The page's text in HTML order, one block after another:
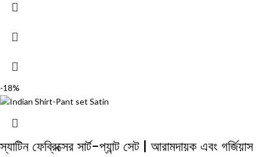
-18%
স্যাটিন ফেব্রিক্সের সার্ট-প্যান্ট সেট | আরামদায়ক এবং গর্জিয়াস